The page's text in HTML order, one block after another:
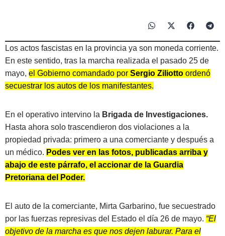
Los actos fascistas en la provincia ya son moneda corriente.
En este sentido, tras la marcha realizada el pasado 25 de
mayo, el Gobierno comandado por Sergio Ziliotto ordenó
secuestrar los autos de los manifestantes.
En el operativo intervino la Brigada de Investigaciones.
Hasta ahora solo trascendieron dos violaciones a la
propiedad privada: primero a una comerciante y después a
un médico. Podes ver en las fotos, publicadas arriba y
abajo de este párrafo, el accionar de la Guardia
Pretoriana del Poder.
El auto de la comerciante, Mirta Garbarino, fue secuestrado
por las fuerzas represivas del Estado el día 26 de mayo. “El
objetivo de la marcha es que nos dejen laburar. Para el